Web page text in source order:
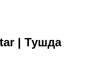
| Тушда